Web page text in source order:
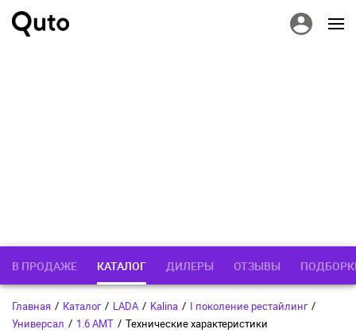
В ПРОДАЖЕ КАТАЛОГ ДИЛЕРЫ ОТЗЫВЫ
Главная / Каталог / LADA / Kalina / I поколение рестайлинг /
Универсал / 1.6 AMT / Технические характеристики